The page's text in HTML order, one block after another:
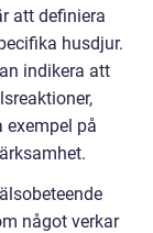
att definiera
husdjur.
indikera att
på
något verkar